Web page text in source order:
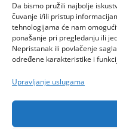
Da bismo pružili najbolje
čuvanje i/ili pristup
tehnologijama će nam
ponašanje pri pregledanju ili
Nepristanak ili povlačenje
određene karakteristike i
Upravljanje uslugama